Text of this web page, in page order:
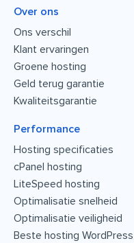
Over ons
Ons verschil
Klant ervaringen
Groene hosting
Geld terug garantie
Kwaliteitsgarantie
Performance
Hosting specificaties
cPanel hosting
LiteSpeed hosting
Optimalisatie snelheid
Optimalisatie veiligheid
Beste hosting WordPress